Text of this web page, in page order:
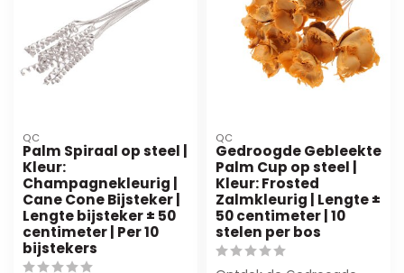
QC
Palm Spiraal op steel |
Kleur:
Champagnekleurig |
Cane Cone Bijsteker |
Lengte bijsteker ± 50
centimeter | Per 10
bijstekers
QC
Gedroogde Gebleekte
Palm Cup op steel |
Kleur: Frosted
Zalmkleurig | Lengte ±
50 centimeter | 10
stelen per bos